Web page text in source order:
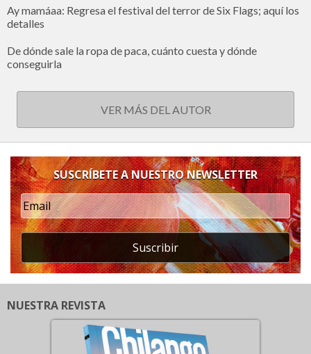
Ay mamáaa: Regresa el festival del terror de Six Flags; aquí los
detalles
De dónde sale la ropa de paca, cuánto cuesta y dónde
conseguirla
VER MÁS DEL AUTOR
SUSCRÍBETE A NUESTRO NEWSLETTER
Suscribir
NUESTRA REVISTA